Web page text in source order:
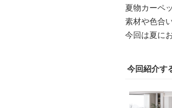
夏物カーペ
素材や色合
今回は夏に
今回紹介す